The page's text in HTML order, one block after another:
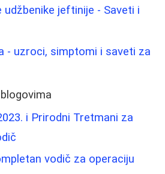
udžbenike jeftinije - Saveti i
- uzroci, simptomi i saveti za
i Prirodni Tretmani za
vodič za operaciju